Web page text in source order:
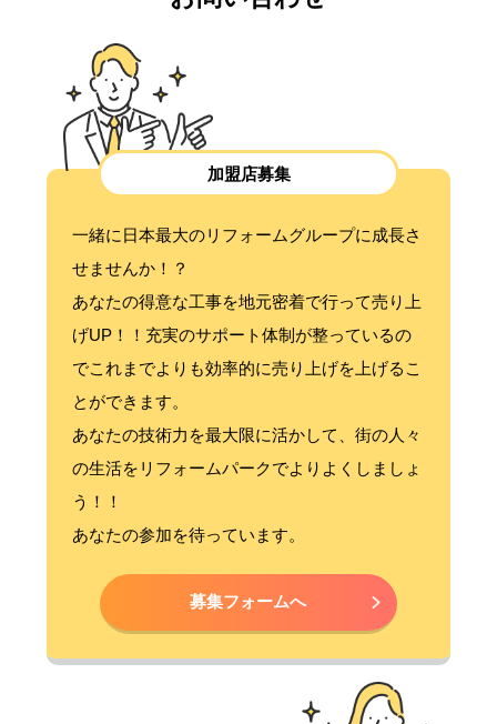
加盟店募集
一緒に日本最大のリフォームグループに成長さ
せませんか！？
あなたの得意な工事を地元密着で行って売り上
げUP！！充実のサポート体制が整っているの
でこれまでよりも効率的に売り上げを上げるこ
とができます。
あなたの技術力を最大限に活かして、街の人々
の生活をリフォームパークでよりよくしましょ
う！！
あなたの参加を待っています。
募集フォームへ